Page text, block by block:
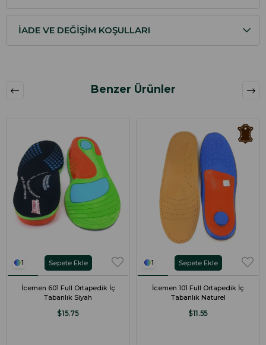
İADE VE DEĞIŞIM KOŞULLARI
Benzer Ürünler
1
İcemen 601 Full Ortapedik İç
Tabanlık Siyah
$15.75
Sepete Ekle 1
İcemen 101 Full Ortapedik İç
Tabanlık Naturel
$11.55
Sepete Ekle